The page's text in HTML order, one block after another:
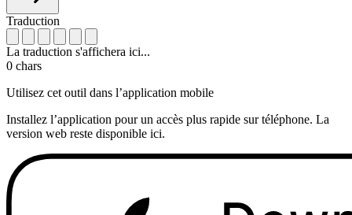
Traduction
La traduction s'affichera ici...
0 chars
Utilisez cet outil dans l’application mobile
Installez l’application pour un accès plus rapide sur téléphone. La
version web reste disponible ici.